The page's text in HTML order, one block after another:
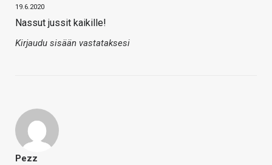
19.6.2020
Nassut jussit kaikille!
Kirjaudu sisään vastataksesi
Pezz